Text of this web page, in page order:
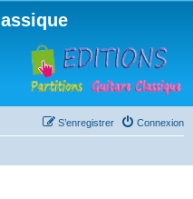
Connexion
S’enregistrer